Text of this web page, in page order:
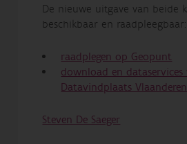
De nieuwe uitgave van beide
beschikbaar en raadpleegbaar:
raadplegen op Geopunt
download en dataservices
Datavindplaats Vlaanderen
Steven De Saeger